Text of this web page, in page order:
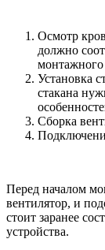
Осмотр
должно
монтажного
Установка
стакана
Сборка
Перед началом
вентилятор, и
стоит заранее
устройства.